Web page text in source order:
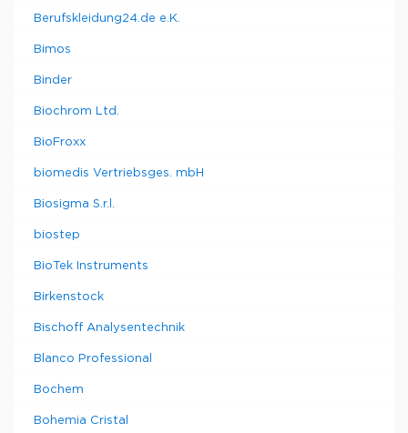
Berufskleidung24.de e.K.
Bimos
Binder
Biochrom Ltd.
BioFroxx
biomedis Vertriebsges. mbH
Biosigma S.r.l.
biostep
BioTek Instruments
Birkenstock
Bischoff Analysentechnik
Blanco Professional
Bochem
Bohemia Cristal